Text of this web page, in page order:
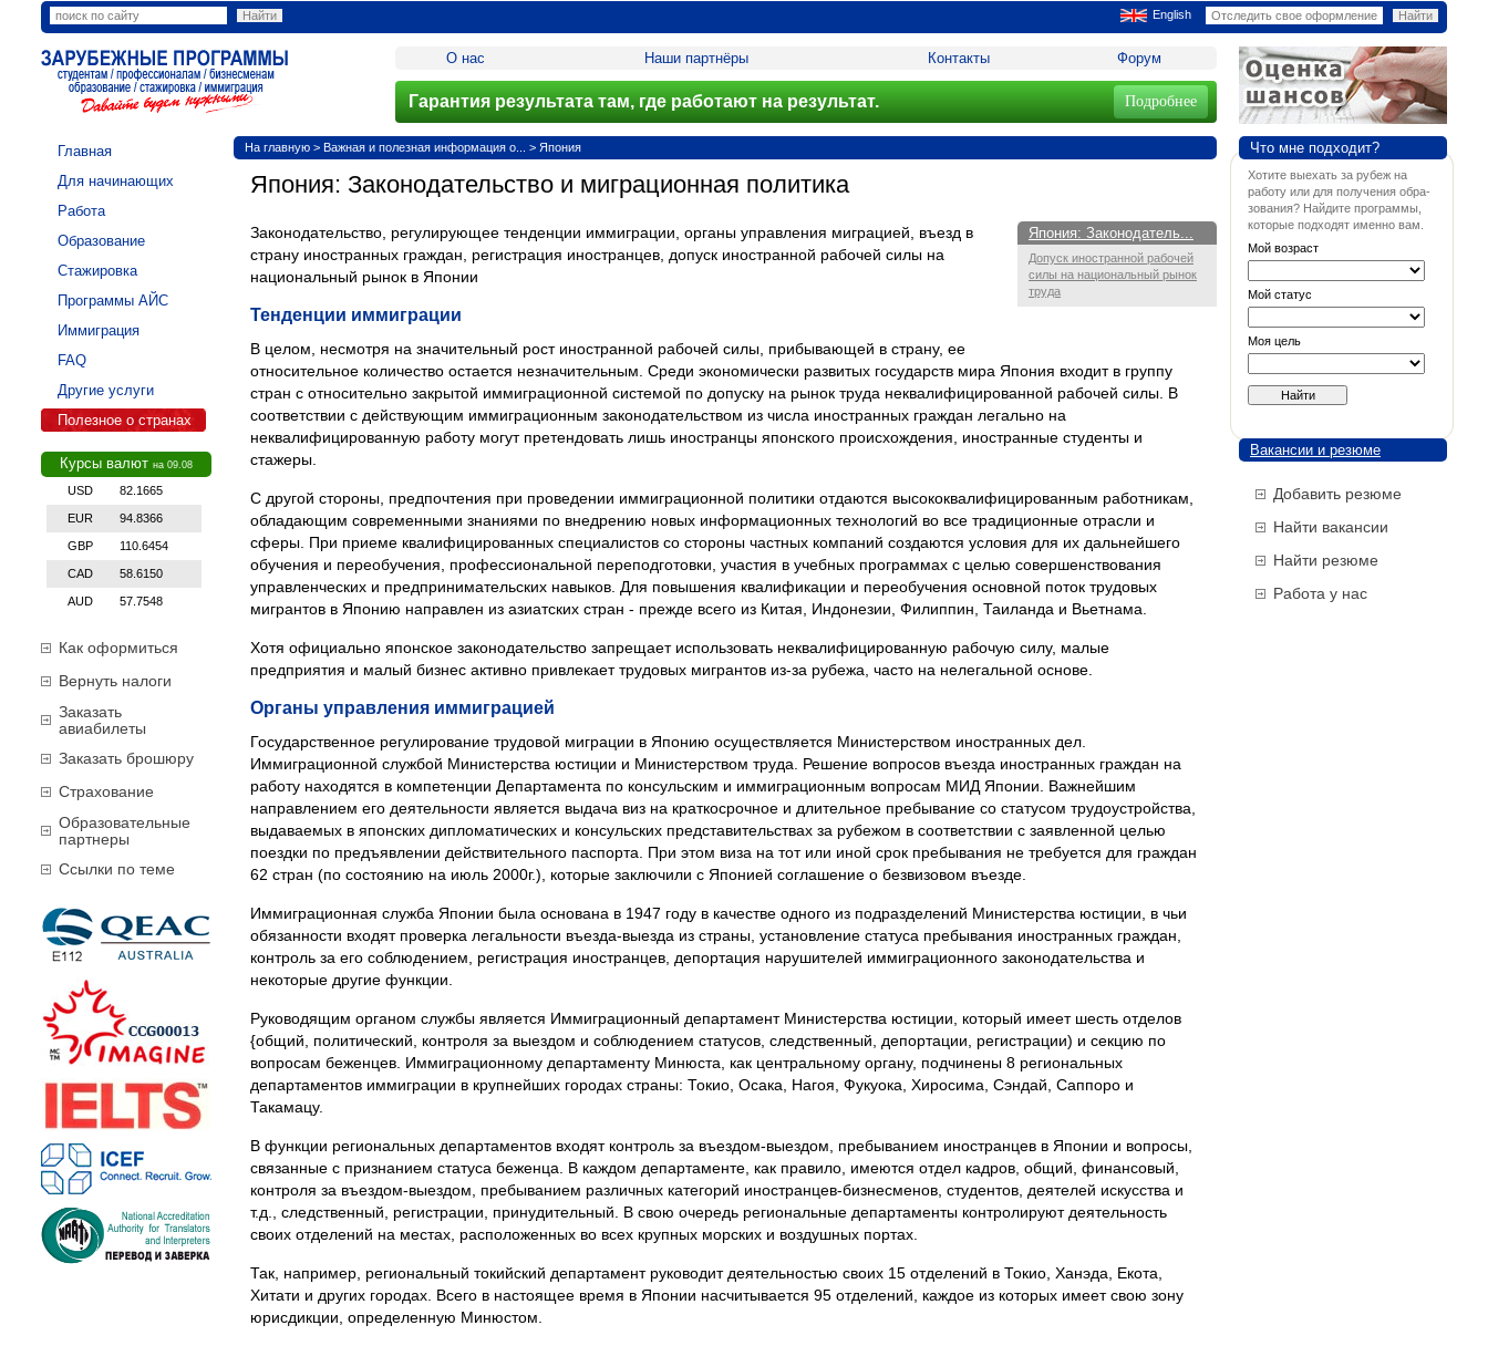
English
О нас Наши партнёры Контакты Форум
Гарантия результата там, где работают на результат. Подробнее
Главная
Для начинающих
Работа
Образование
Стажировка
Программы АЙС
Иммиграция
FAQ
Другие услуги
Полезное о странах
Курсы валют на 09.08
USD 82.1665
EUR 94.8366
GBP 110.6454
CAD 58.6150
AUD 57.7548
Как оформиться
Вернуть налоги
Заказать
авиабилеты
Заказать брошюру
Страхование
Образовательные
партнеры
Ссылки по теме
На главную > Важная и полезная информация о... > Япония
Япония: Законодательство и миграционная политика
Япония: Законодатель...
Допуск иностранной рабочей
силы на национальный рынок
труда
Законодательство, регулирующее тенденции иммиграции, органы управления миграцией, въезд в
страну иностранных граждан, регистрация иностранцев, допуск иностранной рабочей силы на
национальный рынок в Японии
Тенденции иммиграции
В целом, несмотря на значительный рост иностранной рабочей силы, прибывающей в страну, ее
относительное количество остается незначительным. Среди экономически развитых государств мира Япония входит в группу
стран с относительно закрытой иммиграционной системой по допуску на рынок труда неквалифицированной рабочей силы. В
соответствии с действующим иммиграционным законодательством из числа иностранных граждан легально на
неквалифицированную работу могут претендовать лишь иностранцы японского происхождения, иностранные студенты и
стажеры.
С другой стороны, предпочтения при проведении иммиграционной политики отдаются высококвалифицированным работникам,
обладающим современными знаниями по внедрению новых информационных технологий во все традиционные отрасли и
сферы. При приеме квалифицированных специалистов со стороны частных компаний создаются условия для их дальнейшего
обучения и переобучения, профессиональной переподготовки, участия в учебных программах с целью совершенствования
управленческих и предпринимательских навыков. Для повышения квалификации и переобучения основной поток трудовых
мигрантов в Японию направлен из азиатских стран - прежде всего из Китая, Индонезии, Филиппин, Таиланда и Вьетнама.
Хотя официально японское законодательство запрещает использовать неквалифицированную рабочую силу, малые
предприятия и малый бизнес активно привлекает трудовых мигрантов из-за рубежа, часто на нелегальной основе.
Органы управления иммиграцией
Государственное регулирование трудовой миграции в Японию осуществляется Министерством иностранных дел.
Иммиграционной службой Министерства юстиции и Министерством труда. Решение вопросов въезда иностранных граждан на
работу находятся в компетенции Департамента по консульским и иммиграционным вопросам МИД Японии. Важнейшим
направлением его деятельности является выдача виз на краткосрочное и длительное пребывание со статусом трудоустройства,
выдаваемых в японских дипломатических и консульских представительствах за рубежом в соответствии с заявленной целью
поездки по предъявлении действительного паспорта. При этом виза на тот или иной срок пребывания не требуется для граждан
62 стран (по состоянию на июль 2000г.), которые заключили с Японией соглашение о безвизовом въезде.
Иммиграционная служба Японии была основана в 1947 году в качестве одного из подразделений Министерства юстиции, в чьи
обязанности входят проверка легальности въезда-выезда из страны, установление статуса пребывания иностранных граждан,
контроль за его соблюдением, регистрация иностранцев, депортация нарушителей иммиграционного законодательства и
некоторые другие функции.
Руководящим органом службы является Иммиграционный департамент Министерства юстиции, который имеет шесть отделов
{общий, политический, контроля за выездом и соблюдением статусов, следственный, депортации, регистрации) и секцию по
вопросам беженцев. Иммиграционному департаменту Минюста, как центральному органу, подчинены 8 региональных
департаментов иммиграции в крупнейших городах страны: Токио, Осака, Нагоя, Фукуока, Хиросима, Сэндай, Саппоро и
Такамацу.
В функции региональных департаментов входят контроль за въездом-выездом, пребыванием иностранцев в Японии и вопросы,
связанные с признанием статуса беженца. В каждом департаменте, как правило, имеются отдел кадров, общий, финансовый,
контроля за въездом-выездом, пребыванием различных категорий иностранцев-бизнесменов, студентов, деятелей искусства и
т.д., следственный, регистрации, принудительный. В свою очередь региональные департаменты контролируют деятельность
своих отделений на местах, расположенных во всех крупных морских и воздушных портах.
Так, например, региональный токийский департамент руководит деятельностью своих 15 отделений в Токио, Ханэда, Екота,
Хитати и других городах. Всего в настоящее время в Японии насчитывается 95 отделений, каждое из которых имеет свою зону
юрисдикции, определенную Минюстом.
Что мне подходит?
Хотите выехать за рубеж на
работу или для получения обра-
зования? Найдите программы,
которые подходят именно вам.
Мой возраст
Мой статус
Моя цель
Вакансии и резюме
Добавить резюме
Найти вакансии
Найти резюме
Работа у нас